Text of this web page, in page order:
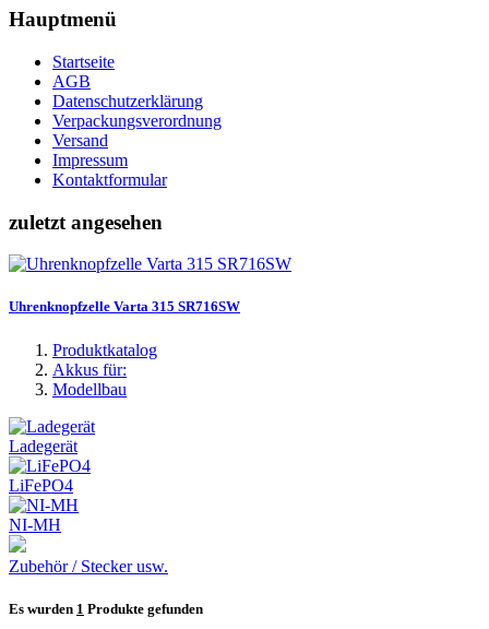
Hauptmenü
Startseite
AGB
Datenschutzerklärung
Verpackungsverordnung
Versand
Impressum
Kontaktformular
zuletzt angesehen
Uhrenknopfzelle Varta 315 SR716SW
Produktkatalog
Akkus für:
Modellbau
Ladegerät
LiFePO4
NI-MH
Zubehör / Stecker usw.
Es wurden 1 Produkte gefunden